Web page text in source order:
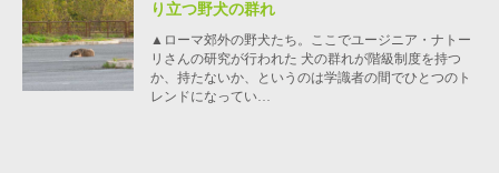
り立つ野犬の群れ
▲ローマ郊外の野犬たち。ここでユージニア・ナトー
リさんの研究が行われた 犬の群れが階級制度を持つ
か、持たないか、というのは学識者の間でひとつのト
レンドになってい…